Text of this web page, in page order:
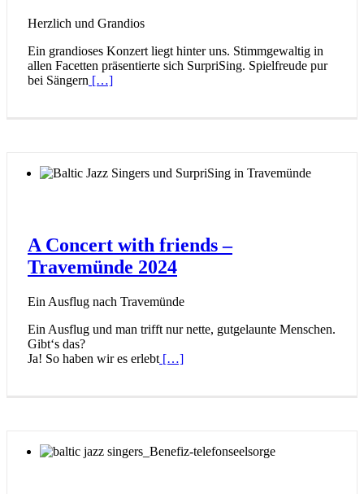
Herzlich und Grandios
Ein grandioses Konzert liegt hinter uns. Stimmgewaltig in
allen Facetten präsentierte sich SurpriSing. Spielfreude pur
bei Sängern […]
A Concert with friends –
Travemünde 2024
Ein Ausflug nach Travemünde
Ein Ausflug und man trifft nur nette, gutgelaunte Menschen.
Gibt‘s das?
Ja! So haben wir es erlebt […]